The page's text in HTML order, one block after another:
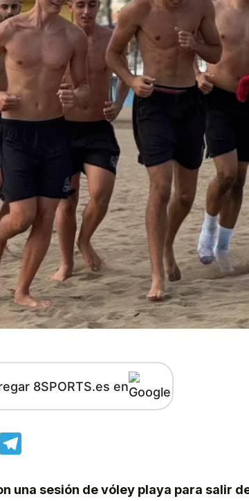
8SPORTS.es en
LinkedIn
una sesión de vóley playa para salir